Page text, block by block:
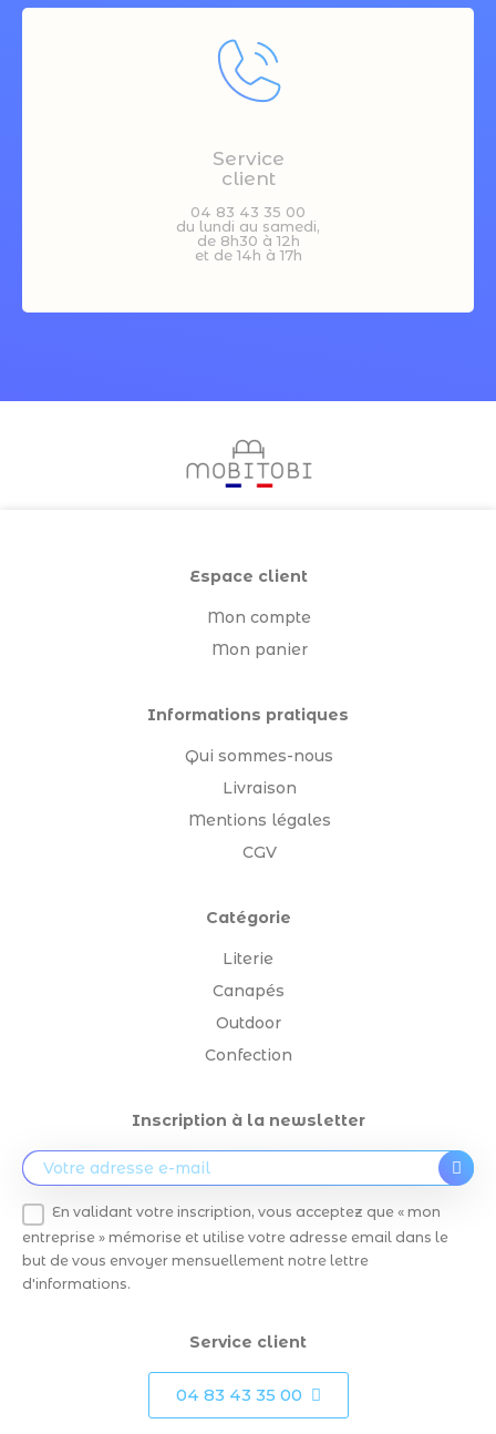
Service
client
04 83 43 35 00
du lundi au samedi,
de 8h30 à 12h
et de 14h à 17h
Espace client
Mon compte
Mon panier
Informations pratiques
Qui sommes-nous
Livraison
Mentions légales
CGV
Catégorie
Literie
Canapés
Outdoor
Confection
Inscription à la newsletter
En validant votre inscription, vous acceptez que « mon
entreprise » mémorise et utilise votre adresse email dans le
but de vous envoyer mensuellement notre lettre
d'informations.
Service client
04 83 43 35 00